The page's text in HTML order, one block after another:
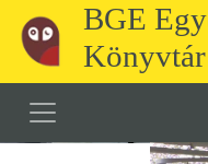
BGE
Könyvtár